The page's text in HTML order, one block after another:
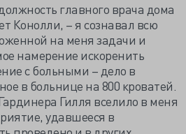
главного врача дома
Конолли, – я сознавал всю
на меня задачи и
намерение искоренить
с больными – дело в
в больнице на 800 кроватей.
Гилля вселило в меня
удавшееся в